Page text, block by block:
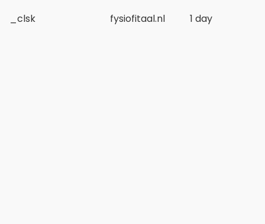
_clsk fysiofitaal.nl 1 day